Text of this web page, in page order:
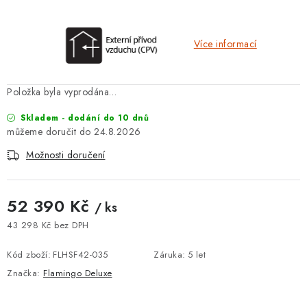
Více informací
Položka byla vyprodána…
Skladem - dodání do 10 dnů
24.8.2026
Možnosti doručení
52 390 Kč / ks
43 298 Kč bez DPH
Kód zboží: FLHSF42-035 Záruka: 5 let
Značka: Flamingo Deluxe